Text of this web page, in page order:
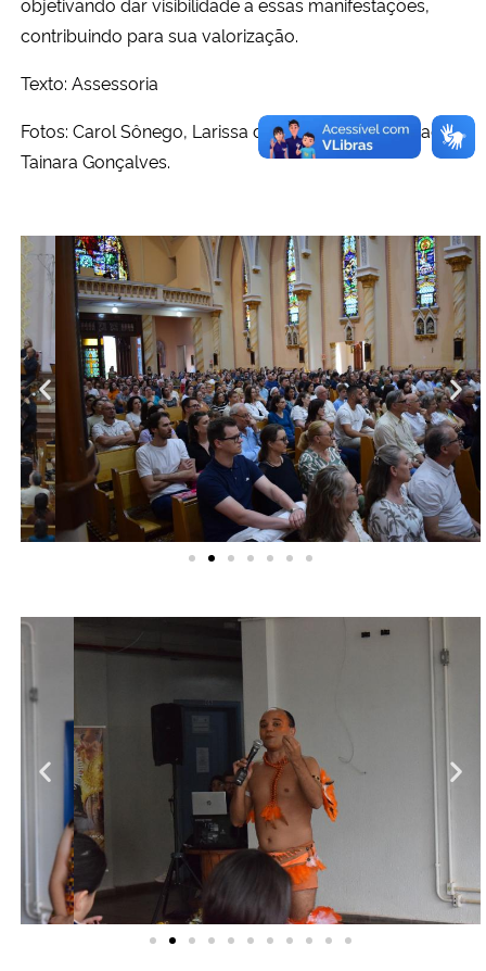
contribuindo para sua valorização.
Texto: Assessoria
Fotos: Carol Sônego, Larissa da Costa, Luana Novaes e
Tainara Gonçalves.